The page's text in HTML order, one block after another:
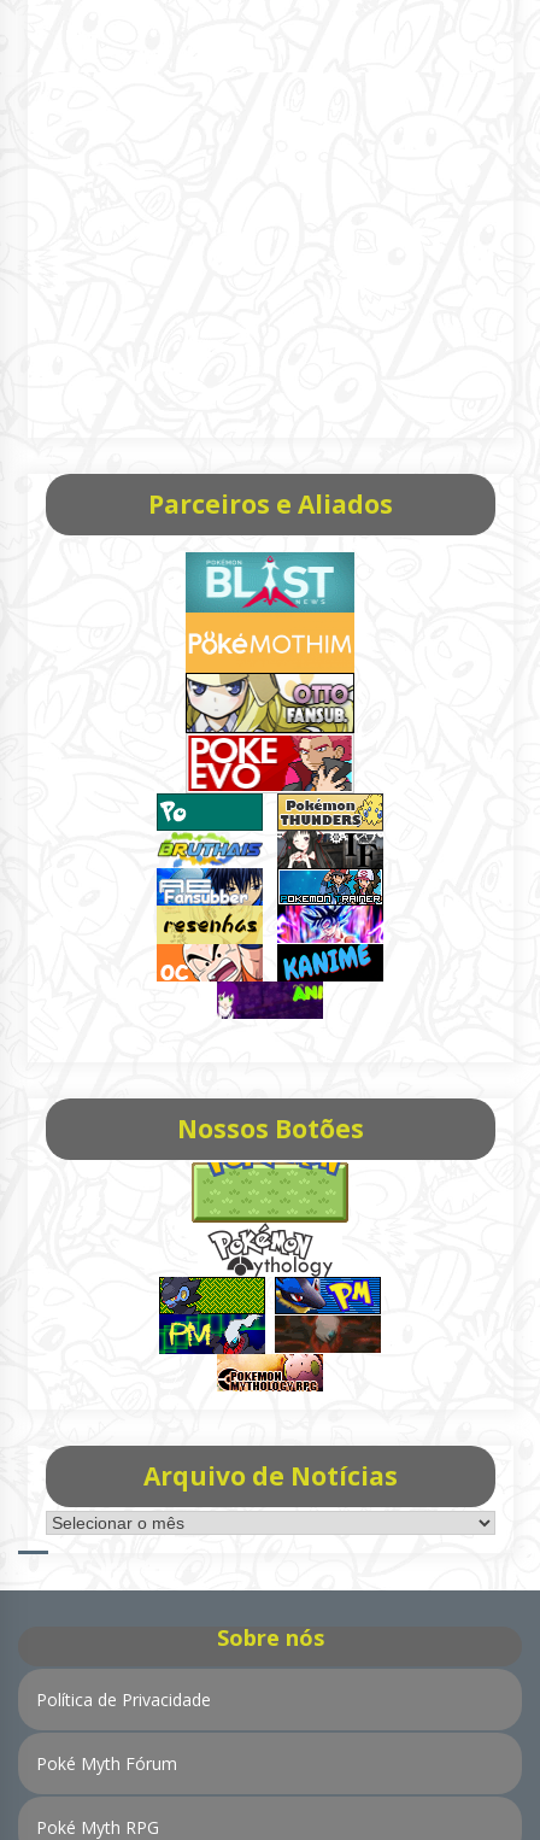
Parceiros e Aliados
Nossos Botões
Arquivo de Notícias
Arquivo
de
Sobre nós
Política de Privacidade
Poké Myth Fórum
Poké Myth RPG